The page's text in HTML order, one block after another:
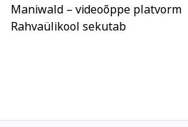
Maniwald – videoõppe platvorm
Rahvaülikool sekutab